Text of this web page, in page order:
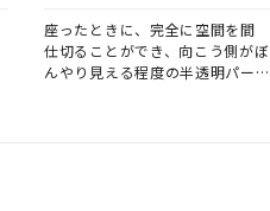
座ったときに、完全に空間を間
仕切ることができ、向こう側がぼ
んやり見える程度の半透明パー